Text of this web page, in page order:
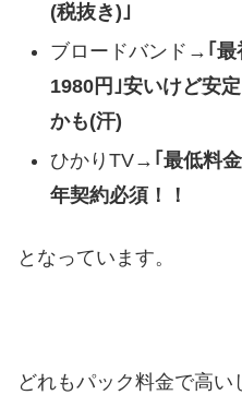
(税抜き)｣
ブロードバンド→ ｢
1980円｣安いけど安
かも(汗)
ひかりTV→ ｢最低料
年契約必須！！
となっています。
どれもパック料金で高